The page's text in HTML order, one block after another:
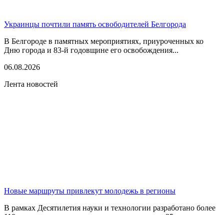
Украинцы почтили память освободителей Белгорода
В Белгороде в памятных мероприятиях, приуроченных ко
Дню города и 83-й годовщине его освобождения...
06.08.2026
Лента новостей
Новые маршруты привлекут молодежь в регионы
В рамках Десятилетия науки и технологии разработано более